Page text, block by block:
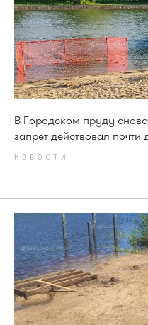
В Городском пруду
запрет действовал почти
НОВОСТИ